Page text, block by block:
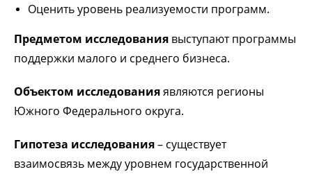
Оценить уровень реализуемости программ.
Предметом исследования выступают программы
поддержки малого и среднего бизнеса.
Объектом исследованияявляются регионы
Южного Федерального округа.
Гипотеза исследования– существует
взаимосвязь между уровнем государственной